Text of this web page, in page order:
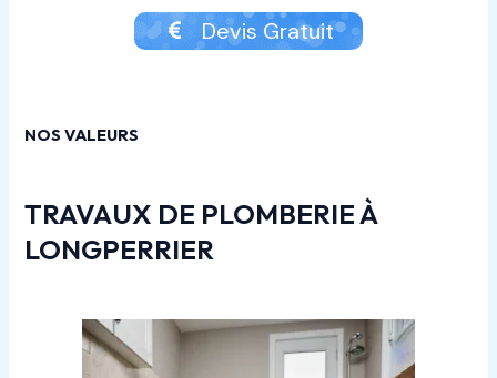
Devis Gratuit
NOS VALEURS
TRAVAUX DE PLOMBERIE À
LONGPERRIER